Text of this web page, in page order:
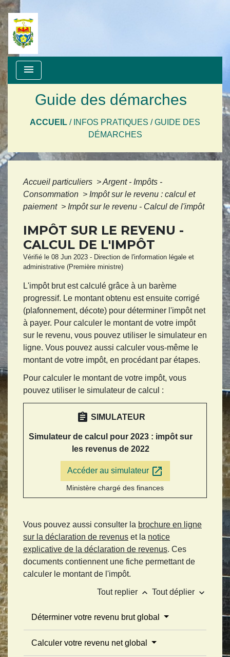
menu
Guide des démarches
ACCUEIL / INFOS PRATIQUES /GUIDE DES
DÉMARCHES
Accueil particuliers >Argent - Impôts -
Consommation > Impôt sur le revenu : calcul et
paiement > Impôt sur le revenu - Calcul de l'impôt
IMPÔT SUR LE REVENU -
CALCUL DE L'IMPÔT
Vérifié le 08 Jun 2023 - Direction de l'information légale et
administrative (Première ministre)
L'impôt brut est calculé grâce à un barème
progressif. Le montant obtenu est ensuite corrigé
(plafonnement, décote) pour déterminer l'impôt net
à payer. Pour calculer le montant de votre impôt
sur le revenu, vous pouvez utiliser le simulateur en
ligne. Vous pouvez aussi calculer vous-même le
montant de votre impôt, en procédant par étapes.
Pour calculer le montant de votre impôt, vous
pouvez utiliser le simulateur de calcul :
assignment SIMULATEUR
Simulateur de calcul pour 2023 : impôt sur
les revenus de 2022
Accéder au simulateur open_in_new
Ministère chargé des finances
Vous pouvez aussi consulter la brochure en ligne
sur la déclaration de revenus et la notice
explicative de la déclaration de revenus. Ces
documents contiennent une fiche permettant de
calculer le montant de l'impôt.
Tout replier keyboard_arrow_up Tout déplier keyboard_arrow_down
Déterminer votre revenu brut global
Calculer votre revenu net global